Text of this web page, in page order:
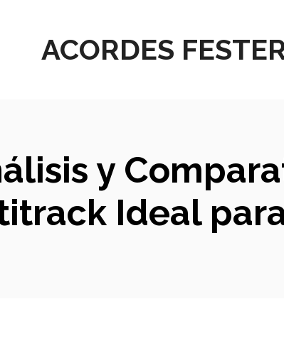
ACORDES
y
Ideal